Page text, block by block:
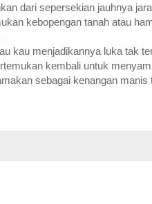
dari sepersekian jauhnya
kebopengan tanah atau
kau menjadikannya luka tak
kembali untuk
sebagai kenangan